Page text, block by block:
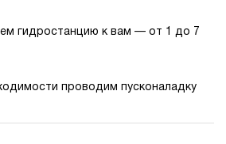
гидростанцию к вам — от 1 до 7
проводим пусконаладку